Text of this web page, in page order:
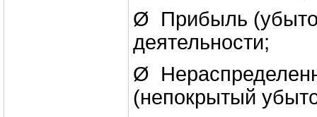
Ø Прибыль
деятельности;
Ø
(непокрытый